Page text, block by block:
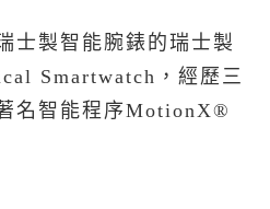
士製智能腕錶的瑞士製
Smartwatch ，經歷三
名智能程序MotionX®